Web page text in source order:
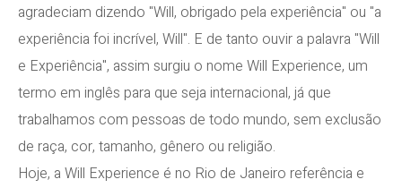
agradeciam dizendo "Will, obrigado pela experiência" ou "a
experiência foi incrível, Will". E de tanto ouvir a palavra "Will
e Experiência", assim surgiu o nome Will Experience, um
termo em inglês para que seja internacional, já que
trabalhamos com pessoas de todo mundo, sem exclusão
de raça, cor, tamanho, gênero ou religião.
Hoje, a Will Experience é no Rio de Janeiro referência e